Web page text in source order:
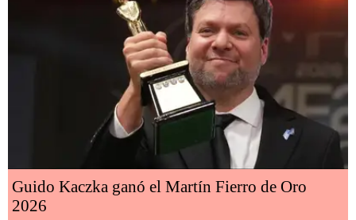
Guido Kaczka ganó el Martín Fierro de Oro
2026